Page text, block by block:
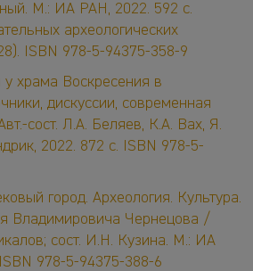
М.: ИА РАН, 2022. 592 с.
археологических
ISBN 978-5-94375-358-9
у храма Воскресения в
дискуссии, современная
сост. Л.А. Беляев, К.А. Вах, Я.
2022. 872 с. ISBN 978-5-
город. Археология. Культура.
Владимировича Чернецова /
сост. И.Н. Кузина. М.: ИА
978-5-94375-388-6